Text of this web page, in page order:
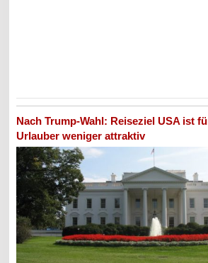
Nach Trump-Wahl: Reiseziel USA ist
Urlauber weniger attraktiv